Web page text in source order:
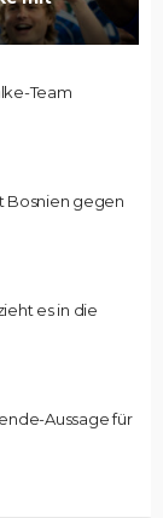
Team
Bosnien gegen
es in die
Aussage für